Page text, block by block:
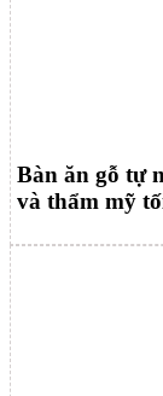
Bàn ăn gỗ tự
và thẩm mỹ